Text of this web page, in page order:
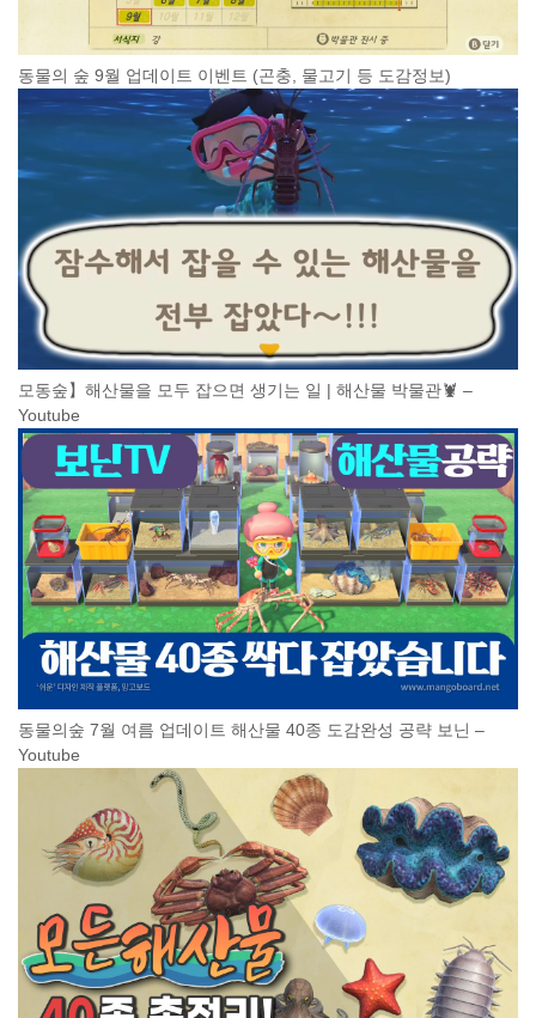
동물의 숲 9월 업데이트 이벤트 (곤충, 물고기 등 도감정보)
모동숲】해산물을 모두 잡으면 생기는 일 | 해산물 박물관🦞 –
Youtube
동물의숲 7월 여름 업데이트 해산물 40종 도감완성 공략 보닌 –
Youtube